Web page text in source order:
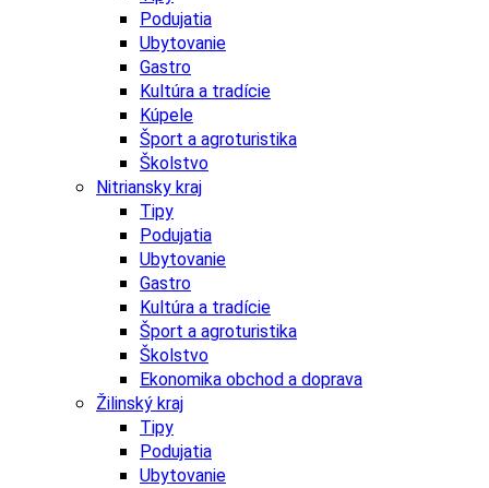
Podujatia
Ubytovanie
Gastro
Kultúra a tradície
Kúpele
Šport a agroturistika
Školstvo
Nitriansky kraj
Tipy
Podujatia
Ubytovanie
Gastro
Kultúra a tradície
Šport a agroturistika
Školstvo
Ekonomika obchod a doprava
Žilinský kraj
Tipy
Podujatia
Ubytovanie